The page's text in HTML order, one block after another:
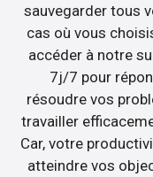
sauvegarder tous
cas où vous
accéder à notre
7j/7 pour
résoudre vos
travailler
Car, votre
atteindre vos